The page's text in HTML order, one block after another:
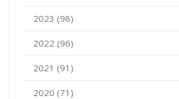
2023 (98)
2022 (96)
2021 (91)
2020 (71)